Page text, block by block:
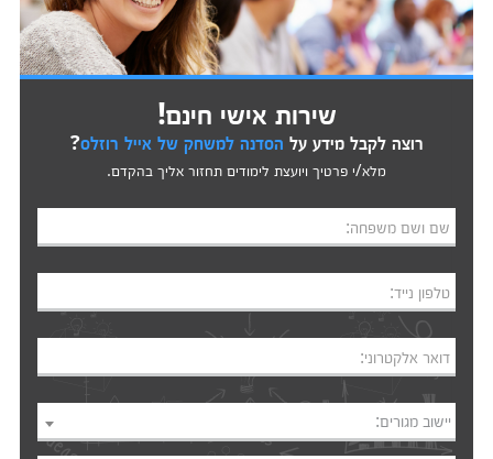
שירות אישי חינם!
רוצה לקבל מידע על הסדנה למשחק של אייל רוזלס?
מלא/י פרטיך ויועצת לימודים תחזור אליך בהקדם.
שם ושם משפחה:
טלפון נייד:
דואר אלקטרוני:
יישוב מגורים: